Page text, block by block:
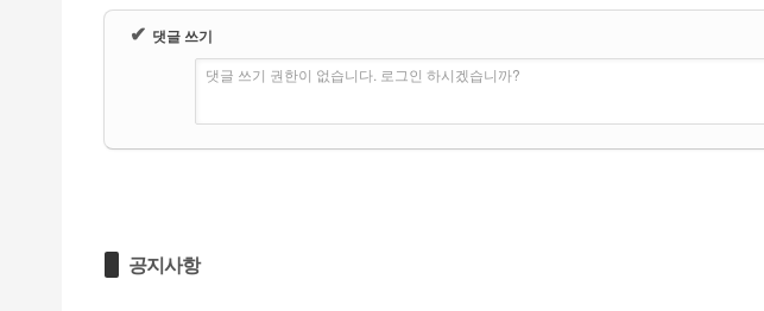
✔ 댓글 쓰기
댓글 쓰기 권한이 없습니다. 로그인 하시겠습니까?
공지사항